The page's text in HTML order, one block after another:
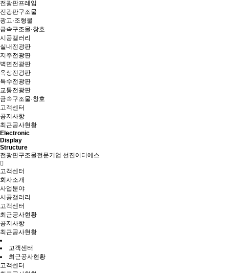
전광판프레임
전광판구조물
광고·조형물
금속구조물·창호
시공갤러리
실내전광판
지주전광판
벽면전광판
옥상전광판
특수전광판
교통전광판
금속구조물·창호
고객센터
공지사항
최근공사현황
Electronic
Display
Structure
전광판구조물전문기업 선진이디에스
고객센터
회사소개
사업분야
시공갤러리
고객센터
최근공사현황
공지사항
최근공사현황
고객센터
최근공사현황
고객센터